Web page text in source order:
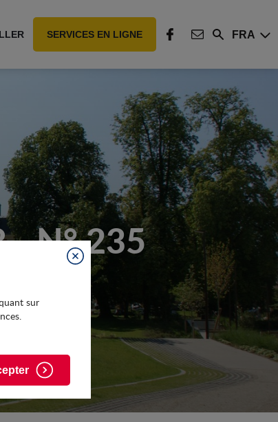
Fermer
sur
SERVICES EN LIGNE
FACEBOOK
CONTACT
Rechercher
FRA
- N° 235